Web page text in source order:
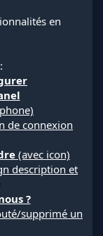
en
de connexion
(avec icon)
description et
?
supprimé un